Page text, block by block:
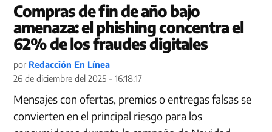
Compras de fin de año bajo
amenaza: el phishing concentra el
62% de los fraudes digitales
por Redacción En Línea
26 de diciembre del 2025 - 16:18:17
Mensajes con ofertas, premios o entregas falsas se
convierten en el principal riesgo para los